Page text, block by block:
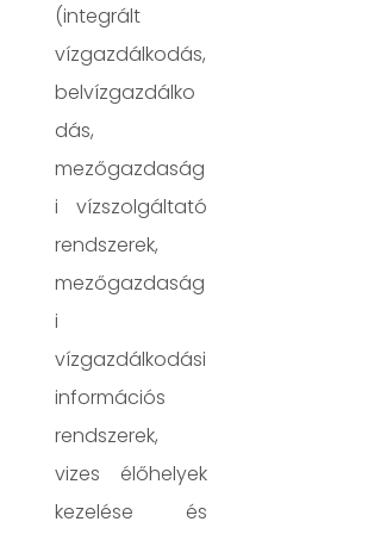
(integrált
vízgazdálkodás,
belvízgazdálko
dás,
mezőgazdaság
i vízszolgáltató
rendszerek,
mezőgazdaság
i
vízgazdálkodási
információs
rendszerek,
vizes élőhelyek
kezelése és